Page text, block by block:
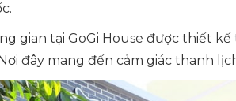
gian tại GoGi House được thiết
đây mang đến cảm giác thanh